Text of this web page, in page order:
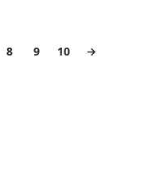
8 9 10 →